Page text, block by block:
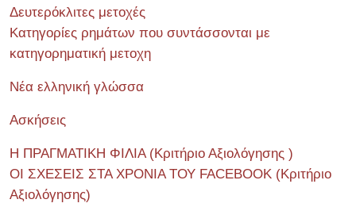
Δευτερόκλιτες μετοχές
Κατηγορίες ρημάτων που συντάσσονται με
κατηγορηματική μετοχη
Νέα ελληνική γλώσσα
Ασκήσεις
Η ΠΡΑΓΜΑΤΙΚΗ ΦΙΛΙΑ (Κριτήριο Αξιολόγησης )
ΟΙ ΣΧΕΣΕΙΣ ΣΤΑ ΧΡΟΝΙΑ ΤΟΥ FACEBOOK (Kριτήριο
Αξιολόγησης)